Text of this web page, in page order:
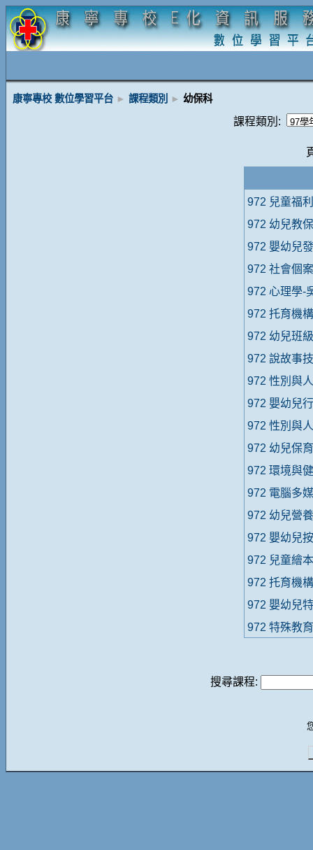
康寧專校 數位學習平台 ► 課程類別 ► 幼保科
課程類別:
972 兒童福
972 幼兒教
972 嬰幼兒
972 社會個
972 心理學-
972 托育機
972 幼兒班
972 說故事
972 性別與
972 嬰幼兒
972 性別與
972 幼兒保
972 環境與
972 電腦多
972 幼兒營
972 嬰幼兒
972 兒童繪
972 托育機
972 嬰幼兒
972 特殊教
搜尋課程: